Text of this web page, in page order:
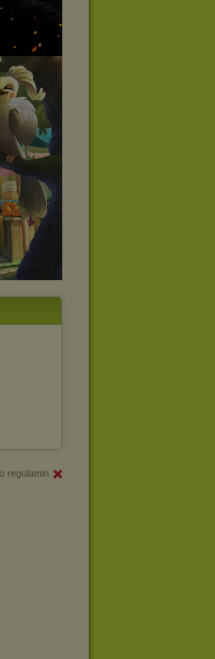
regulamin